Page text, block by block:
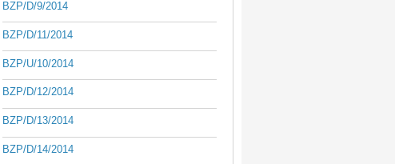
BZP/D/9/2014
BZP/D/11/2014
BZP/U/10/2014
BZP/D/12/2014
BZP/D/13/2014
BZP/D/14/2014